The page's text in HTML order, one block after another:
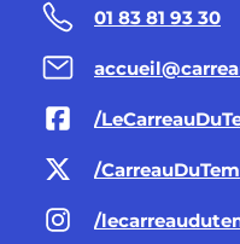
01 83 81 93 30
/
/
/